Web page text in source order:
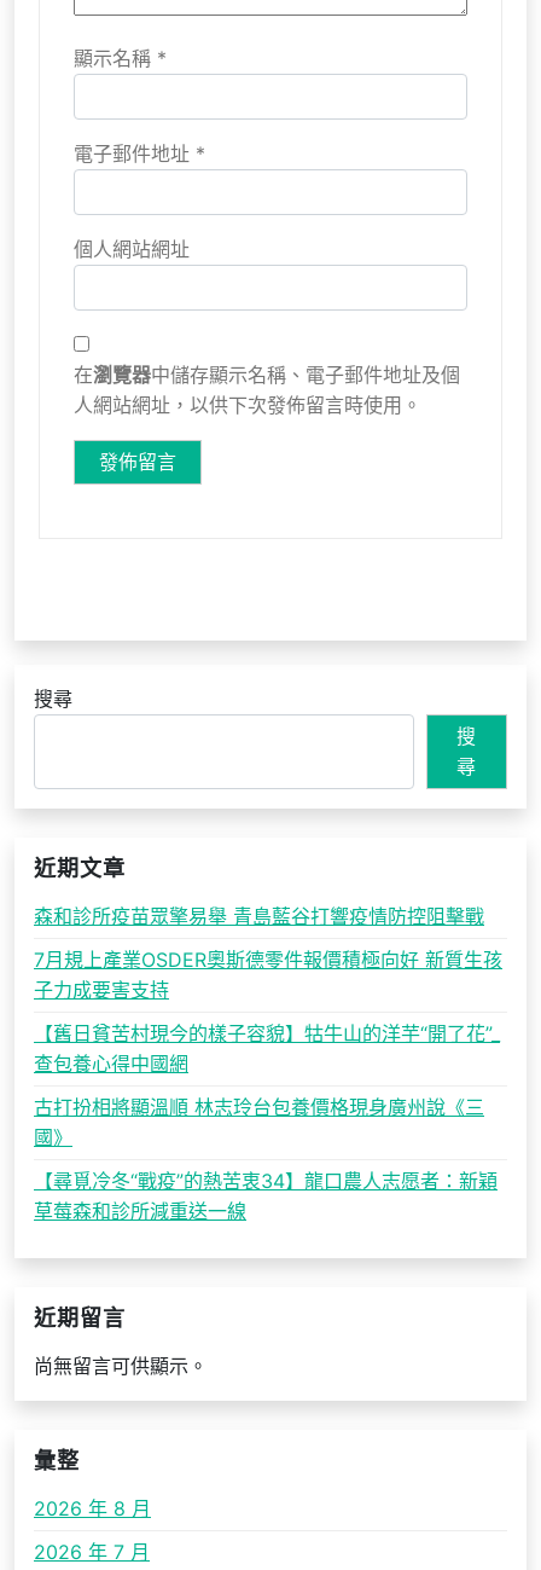
顯示名稱 *
電子郵件地址 *
個人網站網址
在瀏覽器中儲存顯示名稱、電子郵件地址及個
人網站網址，以供下次發佈留言時使用。
搜尋
搜
尋
近期文章
森和診所疫苗眾擎易舉 青島藍谷打響疫情防控阻擊戰
7月規上產業OSDER奧斯德零件報價積極向好 新質生孩
子力成要害支持
【舊日貧苦村現今的樣子容貌】牯牛山的洋芋“開了花”_
查包養心得中國網
古打扮相將顯溫順 林志玲台包養價格現身廣州說《三
國》
【尋覓冷冬“戰疫”的熱苦衷34】龍口農人志愿者：新穎
草莓森和診所減重送一線
近期留言
尚無留言可供顯示。
彙整
2026 年 8 月
2026 年 7 月